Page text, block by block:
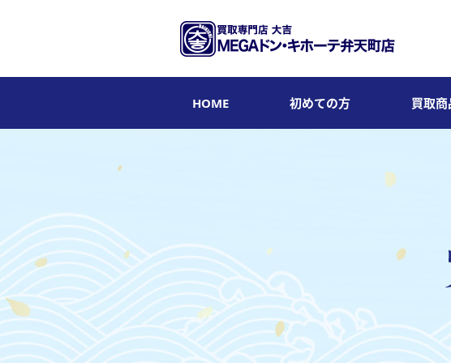
HOME 初めての方 買取商